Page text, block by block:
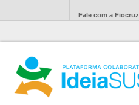
Fale com a Fiocruz